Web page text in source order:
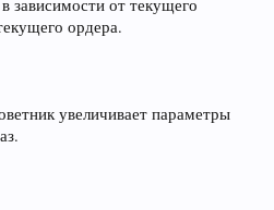
зависимости от текущего
ордера.
увеличивает параметры